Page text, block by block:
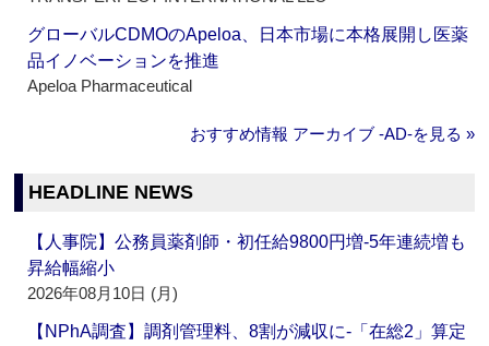
グローバルCDMOのApeloa、日本市場に本格展開し医薬
品イノベーションを推進
Apeloa Pharmaceutical
おすすめ情報 アーカイブ ‐AD‐を見る »
HEADLINE NEWS
【人事院】公務員薬剤師・初任給9800円増‐5年連続増も
昇給幅縮小
2026年08月10日 (月)
【NPhA調査】調剤管理料、8割が減収に‐「在総2」算定